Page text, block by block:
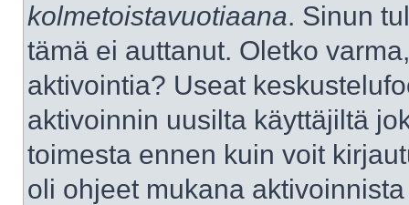
kolmetoistavuotiaana. Sinun
tämä ei auttanut. Oletko
aktivointia? Useat
aktivoinnin uusilta käyttäjiltä
toimesta ennen kuin voit
oli ohjeet mukana